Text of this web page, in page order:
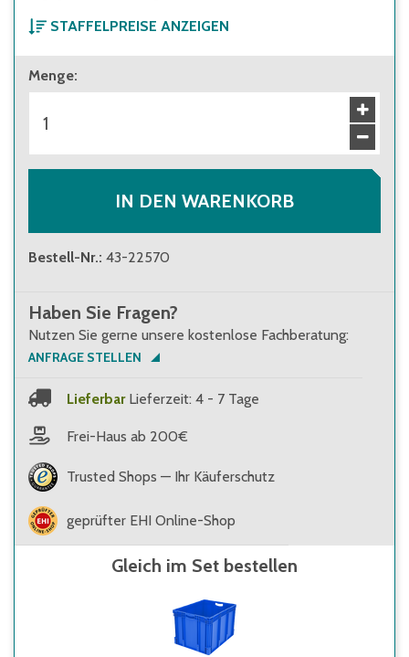
STAFFELPREISE ANZEIGEN
ab 1 Stück
99,50 €
ab 12 Stück
89,00 €
Menge:
IN DEN WARENKORB
Bestell-Nr.: 43-22570
Haben Sie Fragen?
Nutzen Sie gerne unsere kostenlose Fachberatung:
ANFRAGE STELLEN
Lieferbar Lieferzeit: 4 - 7 Tage
Frei-Haus ab 200€
Trusted Shops — Ihr Käuferschutz
geprüfter EHI Online-Shop
Gleich im Set bestellen